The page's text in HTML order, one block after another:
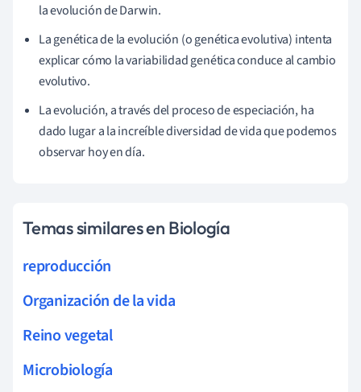
la evolución de Darwin.
La genética de la evolución (o genética evolutiva) intenta
explicar cómo la variabilidad genética conduce al cambio
evolutivo.
La evolución, a través del proceso de especiación, ha
dado lugar a la increíble diversidad de vida que podemos
observar hoy en día.
Temas similares en Biología
reproducción
Organización de la vida
Reino vegetal
Microbiología